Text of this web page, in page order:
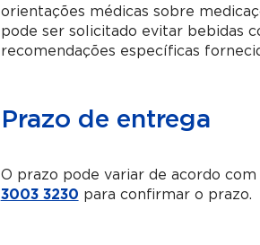
orientações médicas sobre
pode ser solicitado evitar bebidas
recomendações específicas
Prazo de entrega
O prazo pode variar de acordo
3003 3230 para confirmar o prazo.